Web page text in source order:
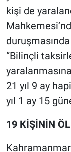
kişi de
“Bilinçli
21 yıl 9 ay
yıl 1 ay 15
19 KİŞİNİN